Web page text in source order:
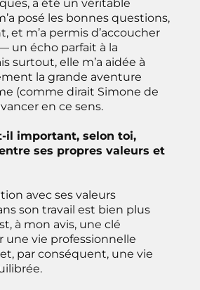
a été un véritable
posé les bonnes questions,
et m’a permis d’accoucher
un écho parfait à la
surtout, elle m’a aidée à
la grande aventure
(comme dirait Simone de
en ce sens.
il important, selon toi,
ses propres valeurs et
avec ses valeurs
son travail est bien plus
à mon avis, une clé
une vie professionnelle
par conséquent, une vie